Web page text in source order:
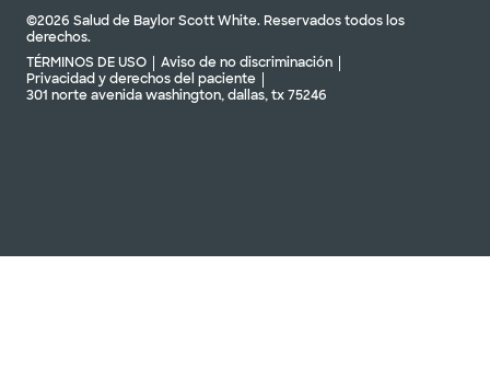
©2026 Salud de Baylor Scott White. Reservados todos los
derechos.
TÉRMINOS DE USO
Aviso de no discriminación
Privacidad y derechos del paciente
301 norte avenida washington, dallas, tx 75246